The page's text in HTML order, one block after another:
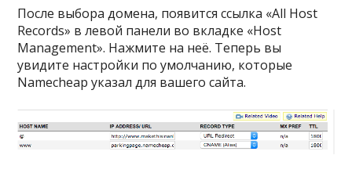
После выбора домена, появится ссылка «All Host
Records» в левой панели во вкладке «Host
Management». Нажмите на неё. Теперь вы
увидите настройки по умолчанию, которые
Namecheap указал для вашего сайта.